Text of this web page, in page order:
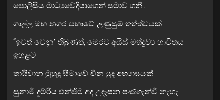
පොලිසිය මාධ්‍යවේදියාගෙන් සමාව ගනී..
ගාල්ල මහ නගර සභාවේ උණුසුම් තත්ත්වයක්
“ඉවත් වෙනු” තිබුණත්, මෙරට අයිස් මත්ද්‍රව්‍ය භාවිතය
ඉහළට
තායිවාන මුහුදු සීමාවේ චීන යුද අභ්‍යාසයක්
සුනාමි දුම්රිය එන්ජිම අද උදෑසන පණගැන්වී නැහැ